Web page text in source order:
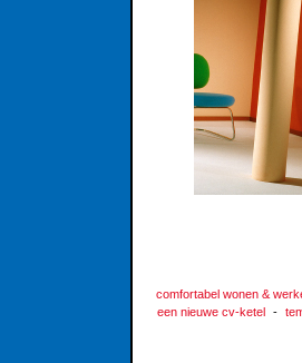
comfortabel wonen &
een nieuwe cv-ketel
-